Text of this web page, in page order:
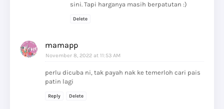
sini. Tapi harganya masih berpatutan :)
Delete
mamapp
November 8, 2022 at 11:53 AM
perlu dicuba ni, tak payah nak ke temerloh cari pais
patin lagi
Reply Delete